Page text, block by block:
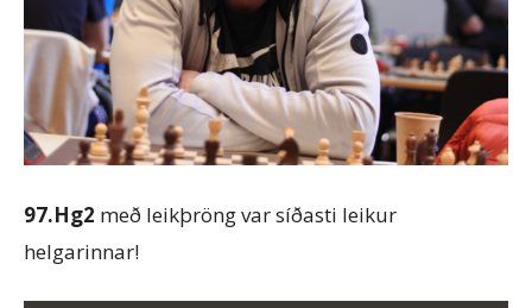
97.Hg2 með leikþröng var síðasti leikur
helgarinnar!